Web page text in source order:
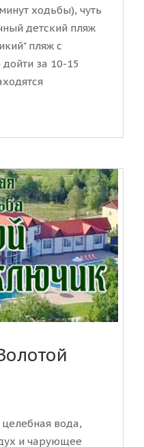
ходьбы), чуть
детский пляж
пляж с
за 10-15
вода,
и чарующее